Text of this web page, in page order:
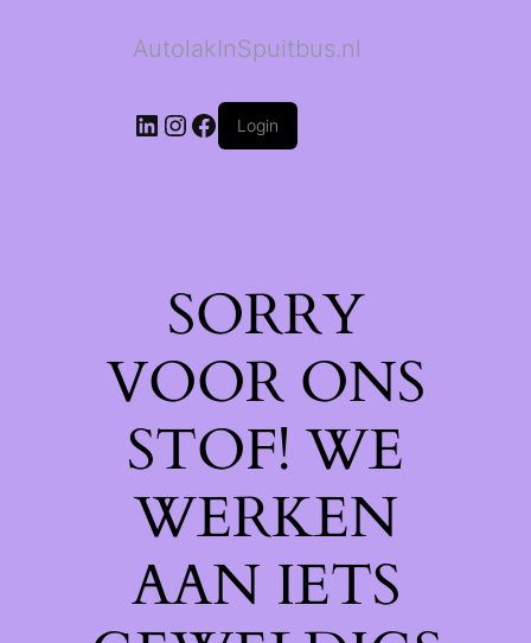
AutolakInSpuitbus.nl
LinkedIn
Instagram
Facebook
Login
SORRY
VOOR ONS
STOF! WE
WERKEN
AAN IETS